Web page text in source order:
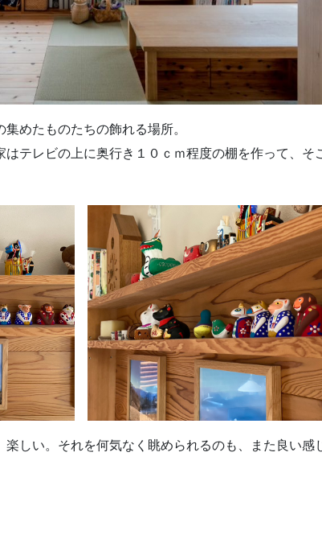
めたものたちの飾れる場所。
テレビの上に奥行き１０ｃｍ程度の棚を作って、そ
しい。それを何気なく眺められるのも、また良い感